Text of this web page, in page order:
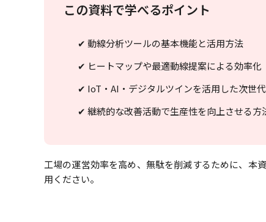
この資料で学べるポイント
✔ 動線分析ツールの基本機能と活用方法
✔ ヒートマップや最適動線提案による効率化
✔ IoT・AI・デジタルツインを活用した次世
✔ 継続的な改善活動で生産性を向上させる方
工場の運営効率を高め、無駄を削減するために、本
用ください。